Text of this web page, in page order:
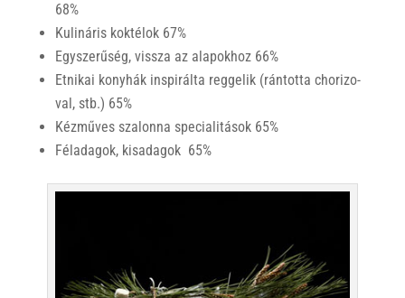
68%
Kulináris koktélok 67%
Egyszerűség, vissza az alapokhoz 66%
Etnikai konyhák inspirálta reggelik (rántotta chorizo-
val, stb.) 65%
Kézműves szalonna specialitások 65%
Féladagok, kisadagok 65%